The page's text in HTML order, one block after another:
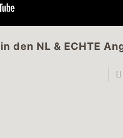
den NL & ECHTE